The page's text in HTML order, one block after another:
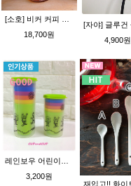
18,700원
4,900원
3,200원